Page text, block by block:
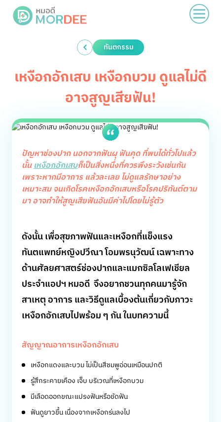
ทันตกรรม
เหงือกอักเสบ เหงือกบวม ดูแลไม่ดี
อาจสูญเสียฟัน!
ปัญหาช่องปาก นอกจากฟันผุ ฟันคุด ที่พบได้ทั่วไปแล้ว
นั้นเหงือกอักเสบก็เป็นสิ่งหนึ่งที่ควรพึงระวังเช่นกัน
เพราะหากมีอาการ แล้วละเลย ไม่ดูแลรักษาอย่าง
เหมาะสม จนเกิดโรคเหงือกอักเสบหรือโรคปริทันต์ตาม
มา อาจทำให้สูญเสียฟันอันมีค่าไปโดยไม่รู้ตัว
ดังนั้น เพื่อสุขภาพฟันและเหงือกที่แข็งแรง
ทันตแพทย์หญิงปวีณา โอมพรนุวัฒน์ เฉพาะทาง
ด้านศัลยศาสตร์ช่องปากและแมกซิลโลเฟเชียล
ประจำแอปฯ หมอดี จึงอยากชวนทุกคนมารู้จัก
สาเหตุ อาการ และวิธีดูแลเบื้องต้นเกี่ยวกับภาวะ
เหงือกอักเสบไปพร้อม ๆ กัน ในบทความนี้
สัญญาณอาการเหงือกอักเสบ
เหงือกแดงและบวม ไม่เป็นสีชมพูอ่อนเหมือนปกติ
รู้สึกระคายเคือง เจ็บ บริเวณที่เหงือกบวม
มีเลือดออกขณะแปรงฟันหรือขัดฟัน
ฟันดูยาวขึ้น เนื่องจากเหงือกร่นลงไป